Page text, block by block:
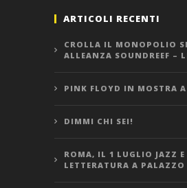
ARTICOLI RECENTI
CROLLA IL MONOPOLIO
ALLEANZA SOUNDREEF –
PINK FLOYD IN MOSTRA
DIMMI CHI SEI!
ROMA, IL 1 LUGLIO JAZZ E
LETTERATURA A PALAZZO